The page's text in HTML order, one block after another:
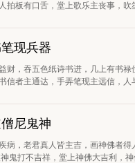
拍板有口舌，堂上歌乐主丧事，
现兵器
财，吞五色纸诗书进，几上有书
信者主通达，手弄笔现主远信，
尼鬼神
病，老君真人皆主吉，画神佛者
鬼打不吉祥，堂上神佛大吉利，